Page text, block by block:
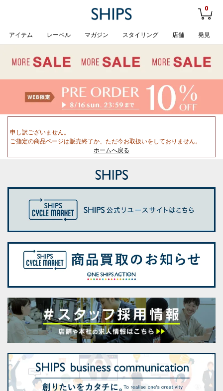
0
アイテム レーベル マガジン スタイリング 店舗 発見
申し訳ございません。
ご指定の商品ページは販売終了か、ただ今お取扱いをしておりません。
ホームへ戻る